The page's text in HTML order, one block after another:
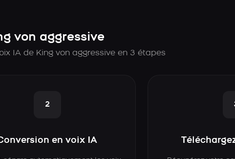
von aggressive
IA de King von aggressive en 3 étapes
2
en voix IA